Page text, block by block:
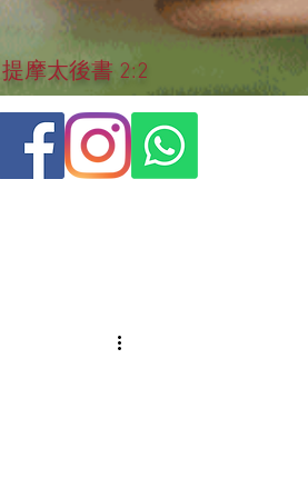
摩太後書 2:2